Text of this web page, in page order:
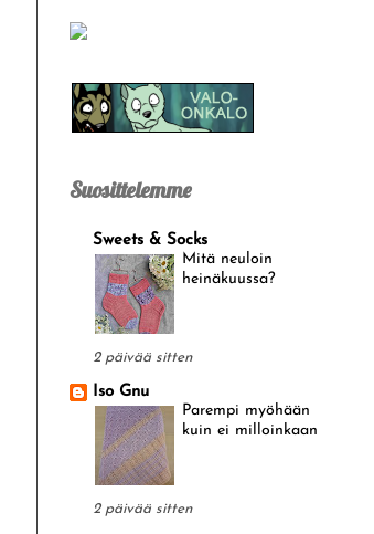
Suosittelemme
Sweets & Socks
Mitä neuloin
heinäkuussa?
2 päivää sitten
Iso Gnu
Parempi myöhään
kuin ei milloinkaan
2 päivää sitten